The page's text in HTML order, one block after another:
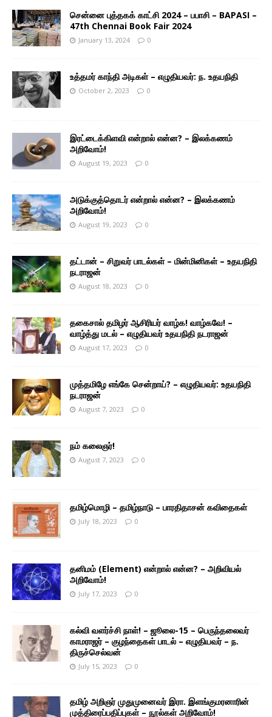
சென்னை புத்தகக் காட்சி 2024 – பபாசி – BAPASI –
47th Chennai Book Fair 2024
January 13, 2024 0
உத்தமர் காந்தி அடிகள் – எழுதியவர்: ந. உதயநிதி
October 2, 2023 0
இரட்டைக்கிளவி என்றால் என்ன? – இலக்கணம்
அறிவோம்!
August 19, 2023 0
அடுக்குத்தொடர் என்றால் என்ன? – இலக்கணம்
அறிவோம்!
August 19, 2023 0
தட்டான் – சிறுவர் பாடல்கள் – மின்மினிகள் – உதயநிதி
நடராஜன்
August 18, 2023 0
தகைசால் தமிழர் ஆசிரியர் வாழ்க! வாழ்கவே! –
வாழ்த்து மடல் – எழுதியவர் உதயநிதி நடராஜன்
August 17, 2023 0
முத்தமிழே எங்கே சென்றாய்? – எழுதியவர்: உதயநிதி
நடராஜன்
August 7, 2023 0
நம் கலைஞர்!
August 7, 2023 0
தமிழ்மொழி – தமிழ்நாடு – பாரதிதாசன் கவிதைகள்
July 18, 2023 0
தனிமம் (Element) என்றால் என்ன? – அறிவியல்
அறிவோம்!
July 17, 2023 0
கல்வி வளர்ச்சி நாள்! – ஜூலை-15 – பெருந்தலைவர்
காமராஜர் – குழந்தைகள் பாடல் – எழுதியவர் – ந.
திருச்செல்வன்
July 15, 2023 0
தமிழ் அறிஞர் முதுமுனைவர் இரா. இளங்குமரனாரின்
முத்திரைப்பதிப்புகள் – நூல்கள் அறிவோம்!